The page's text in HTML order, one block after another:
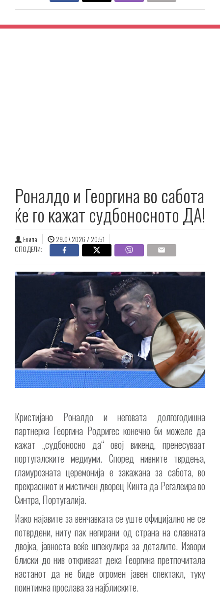
Роналдо и Георгина во сабота
ќе го кажат судбоносното ДА!
Екипа
29.07.2026 / 20:51
СПОДЕЛИ:
Кристијано Роналдо и неговата долгогодишна
партнерка Георгина Родригес конечно би можеле да
кажат „судбоносно да“ овој викенд, пренесуваат
португалските медиуми. Според нивните тврдења,
гламурозната церемонија е закажана за сабота, во
прекрасниот и мистичен дворец Кинта да Регалеира во
Синтра, Португалија.
Иако најавите за венчавката се уште официјално не се
потврдени, ниту пак негирани од страна на славната
двојка, јавноста веќе шпекулира за деталите. Извори
блиски до нив откриваат дека Георгина претпочитала
настанот да не биде огромен јавен спектакл, туку
поинтимна прослава за најблиските.